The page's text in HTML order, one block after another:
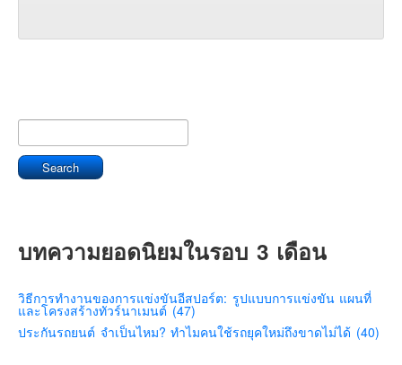
บทความยอดนิยมในรอบ 3 เดือน
วิธีการทำงานของการแข่งขันอีสปอร์ต: รูปแบบการแข่งขัน แผนที่
และโครงสร้างทัวร์นาเมนต์ (47)
ประกันรถยนต์ จำเป็นไหม? ทำไมคนใช้รถยุคใหม่ถึงขาดไม่ได้ (40)